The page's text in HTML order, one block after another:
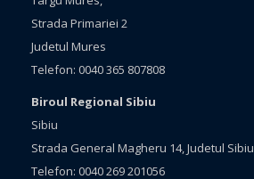
Strada Primariei 2
Judetul Mures
Telefon: 0040 365 807808
Biroul Regional Sibiu
Sibiu
Strada General Magheru 14, Judetul Sibiu
Telefon: 0040 269 201056